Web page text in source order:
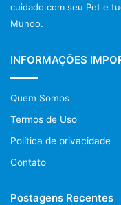
cuidado com seu Pet e
Mundo.
INFORMAÇÕES
Quem Somos
Termos de Uso
Política de privacidade
Contato
Postagens Recentes